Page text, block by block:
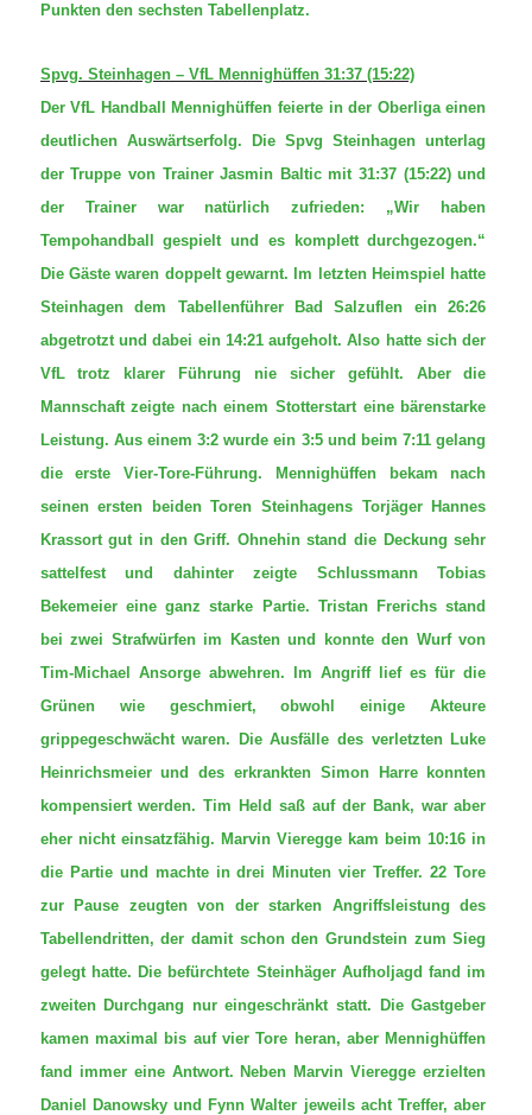
Punkten den sechsten Tabellenplatz.
Spvg. Steinhagen – VfL Mennighüffen 31:37 (15:22)
Der VfL Handball Mennighüffen feierte in der Oberliga einen
deutlichen Auswärtserfolg. Die Spvg Steinhagen unterlag
der Truppe von Trainer Jasmin Baltic mit 31:37 (15:22) und
der Trainer war natürlich zufrieden: „Wir haben
Tempohandball gespielt und es komplett durchgezogen.“
Die Gäste waren doppelt gewarnt. Im letzten Heimspiel hatte
Steinhagen dem Tabellenführer Bad Salzuflen ein 26:26
abgetrotzt und dabei ein 14:21 aufgeholt. Also hatte sich der
VfL trotz klarer Führung nie sicher gefühlt. Aber die
Mannschaft zeigte nach einem Stotterstart eine bärenstarke
Leistung. Aus einem 3:2 wurde ein 3:5 und beim 7:11 gelang
die erste Vier-Tore-Führung. Mennighüffen bekam nach
seinen ersten beiden Toren Steinhagens Torjäger Hannes
Krassort gut in den Griff. Ohnehin stand die Deckung sehr
sattelfest und dahinter zeigte Schlussmann Tobias
Bekemeier eine ganz starke Partie. Tristan Frerichs stand
bei zwei Strafwürfen im Kasten und konnte den Wurf von
Tim-Michael Ansorge abwehren. Im Angriff lief es für die
Grünen wie geschmiert, obwohl einige Akteure
grippegeschwächt waren. Die Ausfälle des verletzten Luke
Heinrichsmeier und des erkrankten Simon Harre konnten
kompensiert werden. Tim Held saß auf der Bank, war aber
eher nicht einsatzfähig. Marvin Vieregge kam beim 10:16 in
die Partie und machte in drei Minuten vier Treffer. 22 Tore
zur Pause zeugten von der starken Angriffsleistung des
Tabellendritten, der damit schon den Grundstein zum Sieg
gelegt hatte. Die befürchtete Steinhäger Aufholjagd fand im
zweiten Durchgang nur eingeschränkt statt. Die Gastgeber
kamen maximal bis auf vier Tore heran, aber Mennighüffen
fand immer eine Antwort. Neben Marvin Vieregge erzielten
Daniel Danowsky und Fynn Walter jeweils acht Treffer, aber